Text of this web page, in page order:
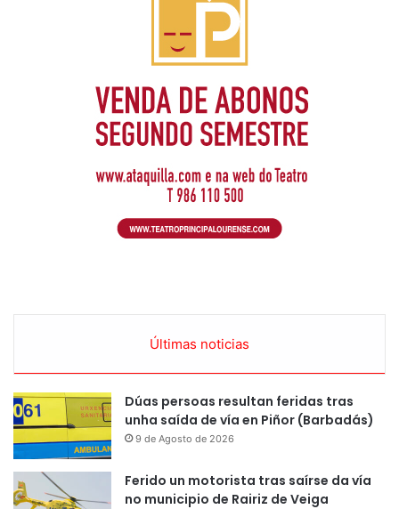
Últimas noticias
Dúas persoas resultan feridas tras
unha saída de vía en Piñor (Barbadás)
9 de Agosto de 2026
Ferido un motorista tras saírse da vía
no municipio de Rairiz de Veiga